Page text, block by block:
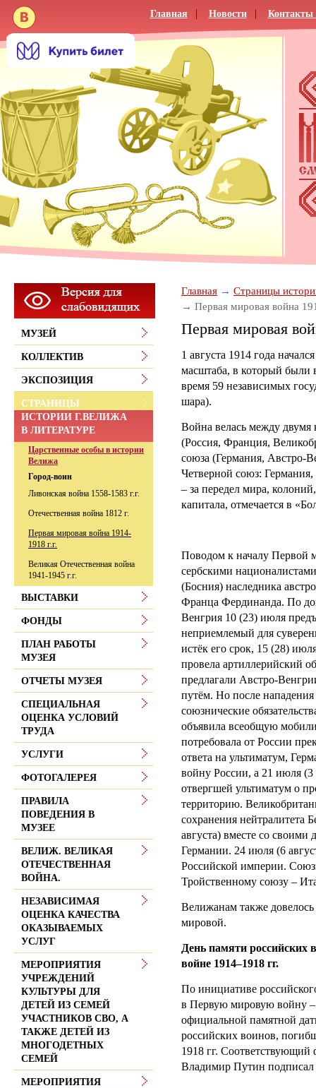
Главная Новости Контакты
Главная
Страницы
Первая мировая война
Первая мировая
1 августа 1914 года
масштаба, в который были
время 59 независимых
шара).
Война велась между
(Россия, Франция,
союза (Германия, Австро-
Четверной союз:
– за передел мира,
капитала, отмечается в
Поводом к началу Первой
сербскими
(Босния) наследника
Франца Фердинанда. По
Венгрия 10 (23) июля
неприемлемый для
истёк его срок, 15 (28)
провела артиллерийский
предлагали Австро-
путём. Но после
союзнические
объявила всеобщую
потребовала от России
ответа на ультиматум,
войну России, а 21 июля
отвергшей ультиматум о
территорию.
сохранения нейтралитета
августа) вместе со
Германии. 24 июля (6
Российской империи.
Тройственному союзу –
Велижанам также
мировой.
День памяти
войне 1914–1918 гг.
По инициативе
в Первую мировую войну –
официальной памятной
российских воинов,
1918 гг. Соответствующий
Владимир Путин подписал
МУЗЕЙ
КОЛЛЕКТИВ
ЭКСПОЗИЦИЯ
СТРАНИЦЫ
ИСТОРИИ Г.ВЕЛИЖА
В ЛИТЕРАТУРЕ
Царственные особы в истории
Велижа
Город-воин
Ливонская война 1558-1583 г.г.
Отечественная война 1812 г.
Первая мировая война 1914-
1918 г.г.
Великая Отечественная война
1941-1945 г.г.
ВЫСТАВКИ
ФОНДЫ
ПЛАН РАБОТЫ
МУЗЕЯ
ОТЧЕТЫ МУЗЕЯ
СПЕЦИАЛЬНАЯ
ОЦЕНКА УСЛОВИЙ
ТРУДА
УСЛУГИ
ФОТОГАЛЕРЕЯ
ПРАВИЛА
ПОВЕДЕНИЯ В
МУЗЕЕ
ВЕЛИЖ. ВЕЛИКАЯ
ОТЕЧЕСТВЕННАЯ
ВОЙНА.
НЕЗАВИСИМАЯ
ОЦЕНКА КАЧЕСТВА
ОКАЗЫВАЕМЫХ
УСЛУГ
МЕРОПРИЯТИЯ
УЧРЕЖДЕНИЙ
КУЛЬТУРЫ ДЛЯ
ДЕТЕЙ ИЗ СЕМЕЙ
УЧАСТНИКОВ СВО, А
ТАКЖЕ ДЕТЕЙ ИЗ
МНОГОДЕТНЫХ
СЕМЕЙ
МЕРОПРИЯТИЯ